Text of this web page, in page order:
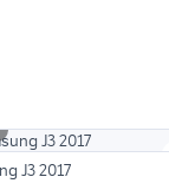
J3 2017